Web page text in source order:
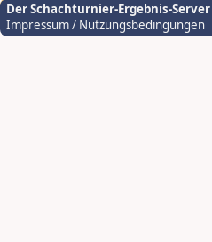
Der Schachturnier-Ergebnis-Server
Impressum / Nutzungsbedingungen